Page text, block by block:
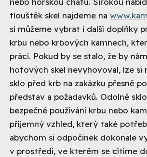
tlouštěk skel najdeme na
si můžeme vybrat i další doplňky
krbu nebo krbových kamnech,
práci. Pokud by se stalo, že by
hotových skel nevyhovoval, lze si
sklo před krb na zakázku přesně
představ a požadavků. Odolné
bezpečné používání krbu nebo
příjemný vzhled, který také
abychom si odpočinek dokonale
v prostředí, ve kterém se cítíme